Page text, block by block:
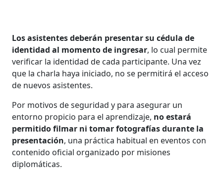
Los asistentes deberán presentar su cédula de
identidad al momento de ingresar, lo cual permite
verificar la identidad de cada participante. Una vez
que la charla haya iniciado, no se permitirá el acceso
de nuevos asistentes.
Por motivos de seguridad y para asegurar un
entorno propicio para el aprendizaje, no estará
permitido filmar ni tomar fotografías durante la
presentación, una práctica habitual en eventos con
contenido oficial organizado por misiones
diplomáticas.